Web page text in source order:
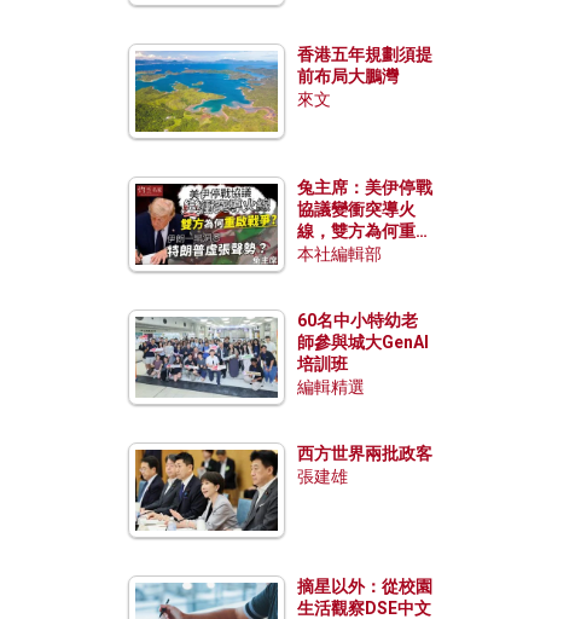
香港五年規劃須提
前布局大鵬灣
來文
兔主席：美伊停戰
協議變衝突導火
線，雙方為何重啟
戰爭？伊朗一早洞
本社編輯部
60名中小特幼老
師參與城大GenAI
培訓班
編輯精選
西方世界兩批政客
張建雄
摘星以外：從校園
生活觀察DSE中文